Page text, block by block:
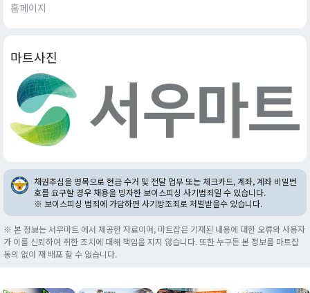
홈페이지
마트사진
채권추심을 명목으로 현금 수거 및 전달 업무 또는 체크카드, 계좌, 계좌 비밀번
호를 요구할 경우 채용을 빙자한 보이스피싱 사기범죄일 수 있습니다.
※ 보이스피싱 범죄에 가담하면 사기방조죄로 처벌받을수 있습니다.
※ 본 정보는 서우마트 에서 제공한 자료이며, 마트잡은 기재된 내용에 대한 오류와 사용자
가 이를 신뢰하여 취한 조치에 대해 책임을 지지 않습니다. 또한 누구든 본 정보를 마트잡
동의 없이 재 배포 할 수 없습니다.